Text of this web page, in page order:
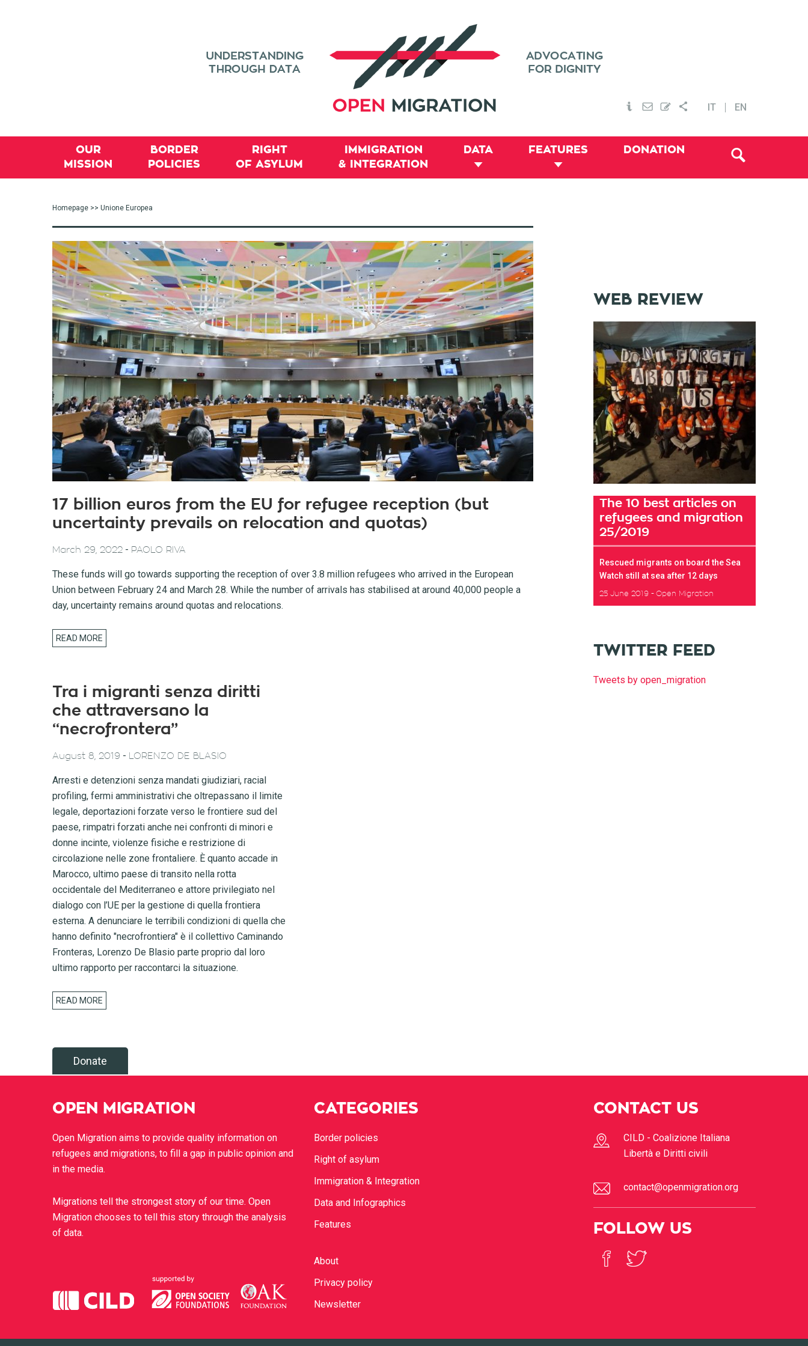
IT EN
OUR
MISSION
BORDER
POLICIES
RIGHT
OF ASYLUM
IMMIGRATION
& INTEGRATION
DATA FEATURES DONATION
Homepage >> Unione Europea
17 billion euros from the EU for refugee reception (but
uncertainty prevails on relocation and quotas)
March 29, 2022 - PAOLO RIVA
These funds will go towards supporting the reception of over 3.8 million refugees who arrived in the European
Union between February 24 and March 28. While the number of arrivals has stabilised at around 40,000 people a
day, uncertainty remains around quotas and relocations.
READ MORE
Tra i migranti senza diritti
che attraversano la
“necrofrontera”
August 8, 2019 - LORENZO DE BLASIO
Arresti e detenzioni senza mandati giudiziari, racial
profiling, fermi amministrativi che oltrepassano il limite
legale, deportazioni forzate verso le frontiere sud del
paese, rimpatri forzati anche nei confronti di minori e
donne incinte, violenze fisiche e restrizione di
circolazione nelle zone frontaliere. È quanto accade in
Marocco, ultimo paese di transito nella rotta
occidentale del Mediterraneo e attore privilegiato nel
dialogo con l’UE per la gestione di quella frontiera
esterna. A denunciare le terribili condizioni di quella che
hanno definito "necrofrontiera" è il collettivo Caminando
Fronteras, Lorenzo De Blasio parte proprio dal loro
ultimo rapporto per raccontarci la situazione.
READ MORE
WEB REVIEW
The 10 best articles on
refugees and migration
25/2019
Rescued migrants on board the Sea
Watch still at sea after 12 days
25 June 2019 Open Migration
TWITTER FEED
Tweets by open_migration
Donate
OPEN MIGRATION
Open Migration aims to provide quality information on
refugees and migrations, to fill a gap in public opinion and
in the media.
Migrations tell the strongest story of our time. Open
Migration chooses to tell this story through the analysis
of data.
CATEGORIES
Border policies
Right of asylum
Immigration & Integration
Data and Infographics
Features
About
Privacy policy
Newsletter
CONTACT US
CILD - Coalizione Italiana
Libertà e Diritti civili
contact@openmigration.org
FOLLOW US